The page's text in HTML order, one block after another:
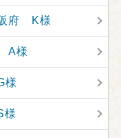
府 K様
A様
様
様